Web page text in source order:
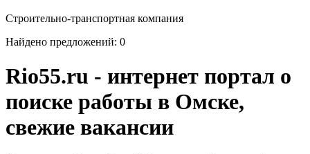
Строительно-транспортная компания
Найдено предложений: 0
Rio55.ru - интернет портал о
поиске работы в Омске,
свежие вакансии